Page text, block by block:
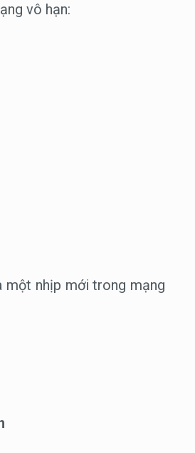
vô hạn:
nhịp mới trong mạng